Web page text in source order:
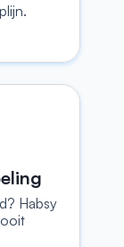
Habsy